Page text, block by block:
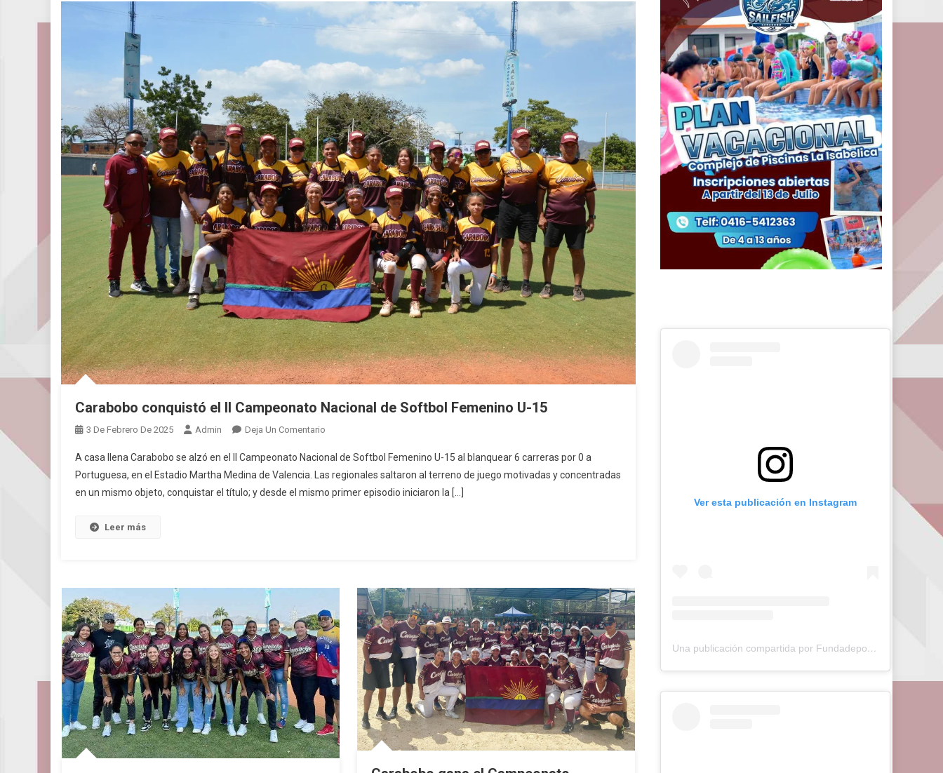
Carabobo conquistó el II Campeonato Nacional de Softbol Femenino U-15
3 De Febrero De 2025 Admin Deja Un Comentario
Conquistó
El
II
U-
A casa llena Carabobo se alzó en el II Campeonato Nacional de Softbol Femenino U-15 al blanquear 6 carreras por 0 a
Portuguesa, en el Estadio Martha Medina de Valencia. Las regionales saltaron al terreno de juego motivadas y concentradas
en un mismo objeto, conquistar el título; y desde el mismo primer episodio iniciaron la […]
Leer más
Ver esta publicación en Instagram
Una publicación compartida por Fundadeporte Carabobo (@fundadeporte)